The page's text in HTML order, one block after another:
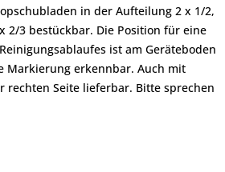
in der Aufteilung 2 x 1/2,
2/3 bestückbar. Die Position für eine
ist am Geräteboden
Markierung erkennbar. Auch mit
rechten Seite lieferbar. Bitte sprechen